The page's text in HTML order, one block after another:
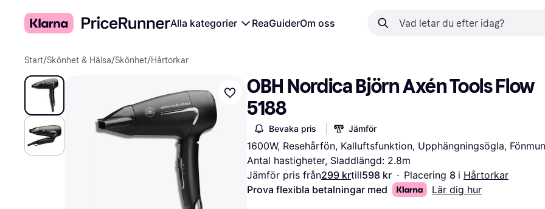
Alla kategorier ReaGuiderOm oss
Start/Skönhet & Hälsa/Skönhet/Hårtorkar
OBH Nordica Björn Axén Tools Flow
5188
Bevaka pris Jämför
1600W, Resehårfön, Kalluftsfunktion, Upphängningsögla,
Antal hastigheter, Sladdlängd: 2.8m
Jämför pris från299 krtill598 kr · Placering 8 i Hårtorkar
Prova flexibla betalningar med
Lär dig hur